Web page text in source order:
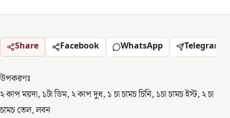
Share Facebook WhatsApp Telegram
উপকরণঃ
২ কাপ ময়দা, ১টা ডিম, ২ কাপ দুধ, ১ চা চামচ চিনি, ১চা চামচ ইস্ট, ২ চা
চামচ তেল, লবন